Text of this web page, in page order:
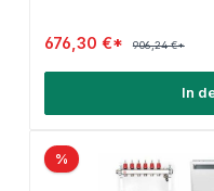
676,30 €* 906,24 €*
In
%